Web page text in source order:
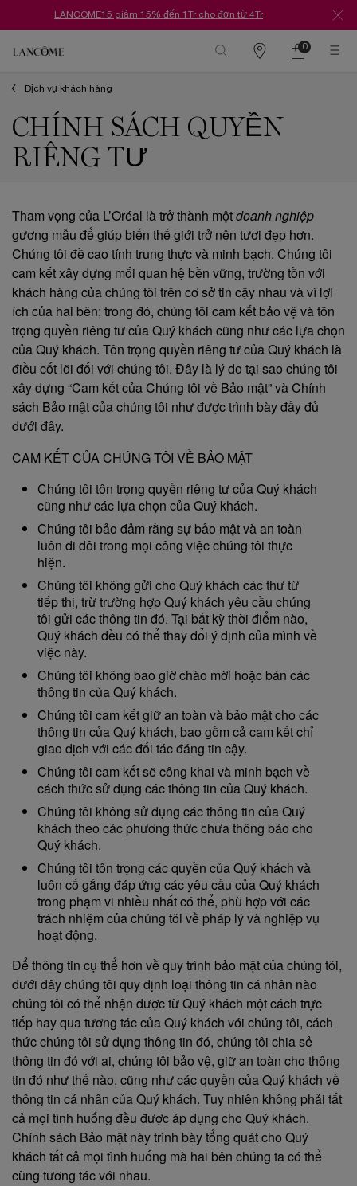
LANCOME15 giảm 15% đến 1Tr cho đơn từ 4Tr
Danh
Giỏ
0
0 Sản phẩm
Dịch vụ khách hàng
CHÍNH SÁCH QUYỀN
RIÊNG TƯ
Tham vọng của L’Oréal là trở thành mộtdoanh nghiệp
gương mẫu để giúp biến thế giới trở nên tươi đẹp hơn.
Chúng tôi đề cao tính trung thực và minh bạch. Chúng tôi
cam kết xây dựng mối quan hệ bền vững, trường tồn với
khách hàng của chúng tôi trên cơ sở tin cậy nhau và vì lợi
ích của hai bên; trong đó, chúng tôi cam kết bảo vệ và tôn
trọng quyền riêng tư của Quý khách cũng như các lựa chọn
của Quý khách. Tôn trọng quyền riêng tư của Quý khách là
điều cốt lõi đối với chúng tôi. Đây là lý do tại sao chúng tôi
xây dựng “Cam kết của Chúng tôi về Bảo mật” và Chính
sách Bảo mật của chúng tôi như được trình bày đầy đủ
dưới đây.
CAM KẾT CỦA CHÚNG TÔI VỀ BẢO MẬT
Chúng tôi tôn trọng quyền riêng tư của Quý khách
cũng như các lựa chọn của Quý khách.
Chúng tôi bảo đảm rằng sự bảo mật và an toàn
luôn đi đôi trong mọi công việc chúng tôi thực
hiện.
Chúng tôi không gửi cho Quý khách các thư từ
tiếp thị, trừ trường hợp Quý khách yêu cầu chúng
tôi gửi các thông tin đó. Tại bất kỳ thời điểm nào,
Quý khách đều có thể thay đổi ý định của mình về
việc này.
Chúng tôi không bao giờ chào mời hoặc bán các
thông tin của Quý khách.
Chúng tôi cam kết giữ an toàn và bảo mật cho các
thông tin của Quý khách, bao gồm cả cam kết chỉ
giao dịch với các đối tác đáng tin cậy.
Chúng tôi cam kết sẽ công khai và minh bạch về
cách thức sử dụng các thông tin của Quý khách.
Chúng tôi không sử dụng các thông tin của Quý
khách theo các phương thức chưa thông báo cho
Quý khách.
Chúng tôi tôn trọng các quyền của Quý khách và
luôn cố gắng đáp ứng các yêu cầu của Quý khách
trong phạm vi nhiều nhất có thể, phù hợp với các
trách nhiệm của chúng tôi về pháp lý và nghiệp vụ
hoạt động.
Để thông tin cụ thể hơn về quy trình bảo mật của chúng tôi,
dưới đây chúng tôi quy định loại thông tin cá nhân nào
chúng tôi có thể nhận được từ Quý khách một cách trực
tiếp hay qua tương tác của Quý khách với chúng tôi, cách
thức chúng tôi sử dụng thông tin đó, chúng tôi chia sẻ
thông tin đó với ai, chúng tôi bảo vệ, giữ an toàn cho thông
tin đó như thế nào, cũng như các quyền của Quý khách về
thông tin cá nhân của Quý khách. Tuy nhiên không phải tất
cả mọi tình huống đều được áp dụng cho Quý khách.
Chính sách Bảo mật này trình bày tổng quát cho Quý
khách tất cả mọi tình huống mà hai bên chúng ta có thể
cùng tương tác với nhau.